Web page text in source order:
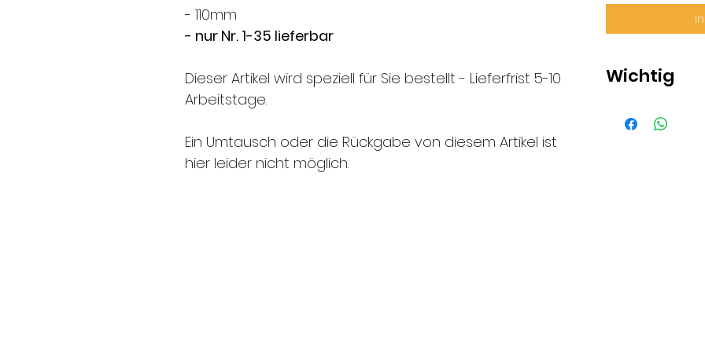
- 110mm
- nur Nr. 1-35 lieferbar
Dieser Artikel wird speziell für Sie bestellt - Lieferfrist 5-10
Arbeitstage.
Ein Umtausch oder die Rückgabe von diesem Artikel ist
hier leider nicht möglich.
Wichtig
Schlossansicht.